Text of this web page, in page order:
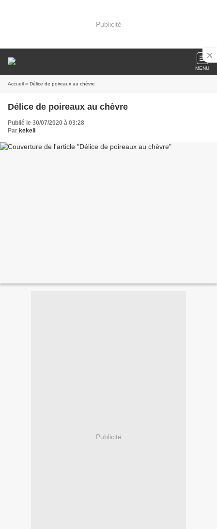
Publicité
MENU
Accueil » Délice de poireaux au chèvre
Délice de poireaux au chèvre
Publié le 30/07/2020 à 03:28
Par kekeli
Publicité